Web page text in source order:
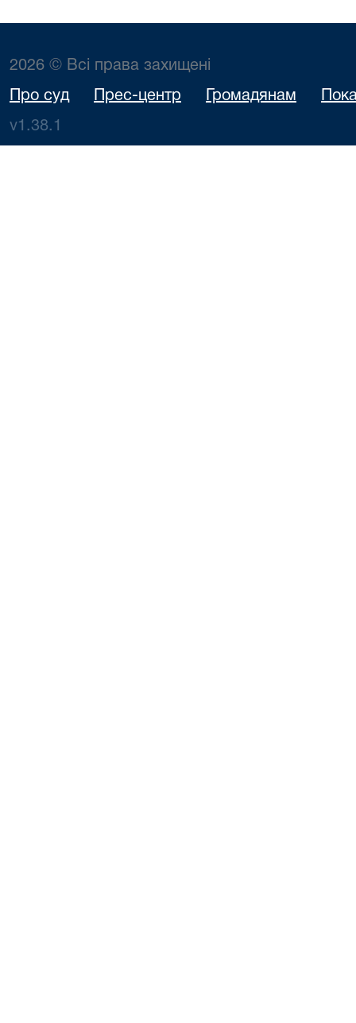
2026 © Всі права захищені
Про суд Прес-центр Громадянам
v1.38.1